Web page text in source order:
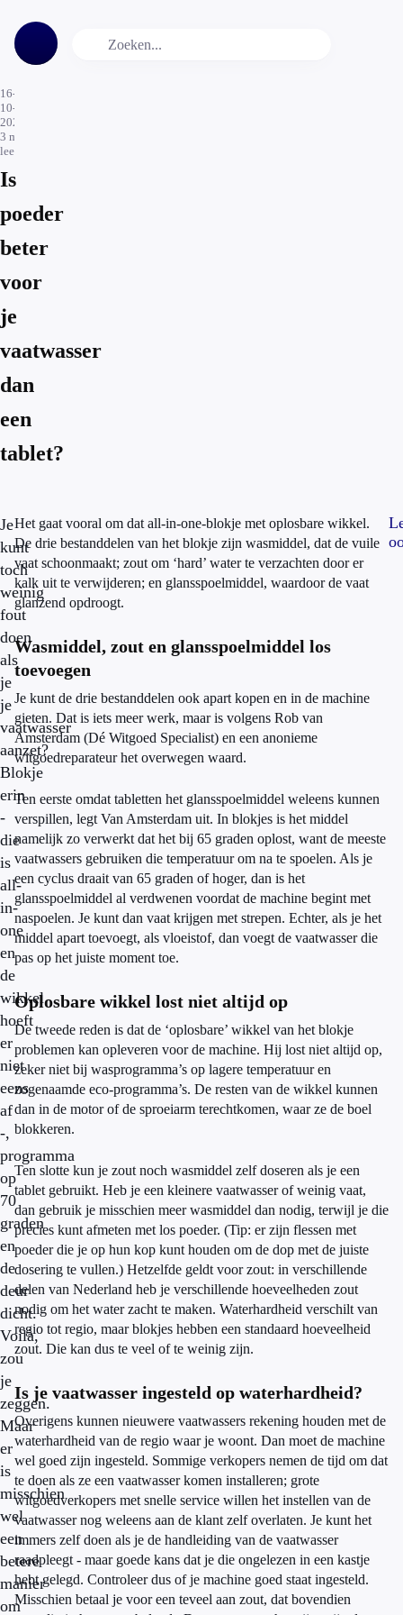
16-
10-
2021
3 min.
leestijd
Is
poeder
beter
voor
je
vaatwasser
dan
een
tablet?
Je
kunt
toch
weinig
fout
doen
als
je
je
vaatwasser
aanzet?
Blokje
erin
-
die
is
all-
in-
one
en
de
wikkel
hoeft
er
niet
eens
af
-,
programma
op
70
graden
en
de
deur
dicht.
Voilà,
zou
je
zeggen.
Maar
er
is
misschien
wel
een
betere
manier
om
Het gaat vooral om dat all-in-one-blokje met oplosbare wikkel.
De drie bestanddelen van het blokje zijn wasmiddel, dat de vuile
vaat schoonmaakt; zout om ‘hard’ water te verzachten door er
kalk uit te verwijderen; en glansspoelmiddel, waardoor de vaat
glanzend opdroogt.
Wasmiddel, zout en glansspoelmiddel los
toevoegen
Je kunt de drie bestanddelen ook apart kopen en in de machine
gieten. Dat is iets meer werk, maar is volgens Rob van
Amsterdam (Dé Witgoed Specialist) en een anonieme
witgoedreparateur het overwegen waard.
Ten eerste omdat tabletten het glansspoelmiddel weleens kunnen
verspillen, legt Van Amsterdam uit. In blokjes is het middel
namelijk zo verwerkt dat het bij 65 graden oplost, want de meeste
vaatwassers gebruiken die temperatuur om na te spoelen. Als je
een cyclus draait van 65 graden of hoger, dan is het
glansspoelmiddel al verdwenen voordat de machine begint met
naspoelen. Je kunt dan vaat krijgen met strepen. Echter, als je het
middel apart toevoegt, als vloeistof, dan voegt de vaatwasser die
pas op het juiste moment toe.
Oplosbare wikkel lost niet altijd op
De tweede reden is dat de ‘oplosbare’ wikkel van het blokje
problemen kan opleveren voor de machine. Hij lost niet altijd op,
zeker niet bij wasprogramma’s op lagere temperatuur en
zogenaamde eco-programma’s. De resten van de wikkel kunnen
dan in de motor of de sproeiarm terechtkomen, waar ze de boel
blokkeren.
Ten slotte kun je zout noch wasmiddel zelf doseren als je een
tablet gebruikt. Heb je een kleinere vaatwasser of weinig vaat,
dan gebruik je misschien meer wasmiddel dan nodig, terwijl je die
precies kunt afmeten met los poeder. (Tip: er zijn flessen met
poeder die je op hun kop kunt houden om de dop met de juiste
dosering te vullen.) Hetzelfde geldt voor zout: in verschillende
delen van Nederland heb je verschillende hoeveelheden zout
nodig om het water zacht te maken. Waterhardheid verschilt van
regio tot regio, maar blokjes hebben een standaard hoeveelheid
zout. Die kan dus te veel of te weinig zijn.
Is je vaatwasser ingesteld op waterhardheid?
Overigens kunnen nieuwere vaatwassers rekening houden met de
waterhardheid van de regio waar je woont. Dan moet de machine
wel goed zijn ingesteld. Sommige verkopers nemen de tijd om dat
te doen als ze een vaatwasser komen installeren; grote
witgoedverkopers met snelle service willen het instellen van de
vaatwasser nog weleens aan de klant zelf overlaten. Je kunt het
immers zelf doen als je de handleiding van de vaatwasser
raadpleegt - maar goede kans dat je die ongelezen in een kastje
hebt gelegd. Controleer dus of je machine goed staat ingesteld.
Misschien betaal je voor een teveel aan zout, dat bovendien